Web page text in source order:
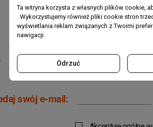
pierwsze
swój e-mail:
Ta witryna korzysta z własnych plików cookie,
. Wykorzystujemy również pliki cookie stron
wyświetlania reklam związanych z Twoimi
nawigacji.
Odrzuć